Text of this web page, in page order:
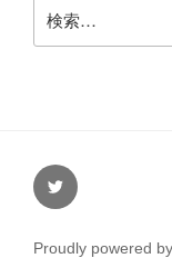
索:
Twitter
Proudly powered